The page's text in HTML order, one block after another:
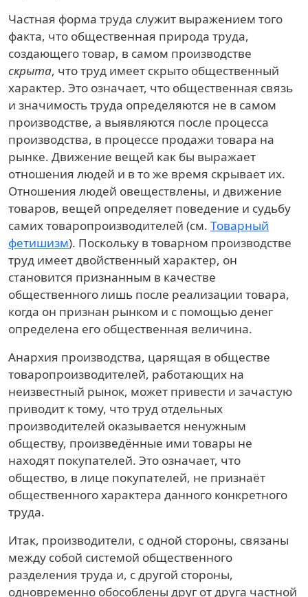
Частная форма труда служит выражением того
факта, что общественная природа труда,
создающего товар, в самом производстве
скрыта, что труд имеет скрыто общественный
характер. Это означает, что общественная связь
и значимость труда определяются не в самом
производстве, а выявляются после процесса
производства, в процессе продажи товара на
рынке. Движение вещей как бы выражает
отношения людей и в то же время скрывает их.
Отношения людей овеществлены, и движение
товаров, вещей определяет поведение и судьбу
самих товаропроизводителей (см. Товарный
фетишизм). Поскольку в товарном производстве
труд имеет двойственный характер, он
становится признанным в качестве
общественного лишь после реализации товара,
когда он признан рынком и с помощью денег
определена его общественная величина.
Анархия производства, царящая в обществе
товаропроизводителей, работающих на
неизвестный рынок, может привести и зачастую
приводит к тому, что труд отдельных
производителей оказывается ненужным
обществу, произведённые ими товары не
находят покупателей. Это означает, что
общество, в лице покупателей, не признаёт
общественного характера данного конкретного
труда.
Итак, производители, с одной стороны, связаны
между собой системой общественного
разделения труда и, с другой стороны,
одновременно обособлены друг от друга частной